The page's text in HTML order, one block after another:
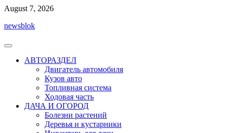
Перейти
содержимому
August 7, 2026
newsblok
АВТОРАЗДЕЛ
Двигатель автомобиля
Кузов авто
Топливная система
Ходовая часть
ДАЧА И ОГОРОД
Болезни растений
Деревья и кустарники